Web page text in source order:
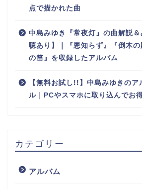
点で描かれた曲
中島みゆき『常夜灯』の曲解説
聴あり】｜『恩知らず』『倒木
の笛』を収録したアルバム
【無料お試し!!】中島みゆきのア
ル｜PCやスマホに取り込んでお
カテゴリー
アルバム